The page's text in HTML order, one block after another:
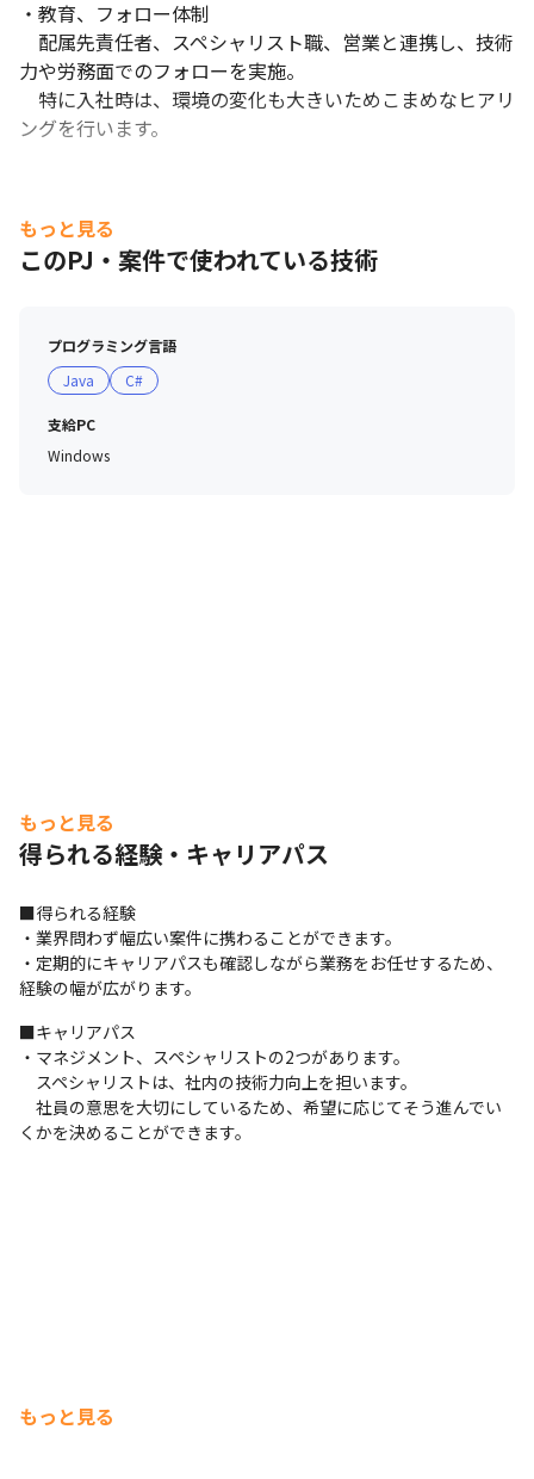
・教育、フォロー体制
配属先責任者、スペシャリスト職、営業と連携し、技術
力や労務面でのフォローを実施。
特に入社時は、環境の変化も大きいためこまめなヒアリ
ングを行います。
もっと見る
このPJ・案件で使われている技術
プログラミング言語
Java
C#
支給PC
Windows
もっと見る
得られる経験・キャリアパス
■得られる経験
・業界問わず幅広い案件に携わることができます。
・定期的にキャリアパスも確認しながら業務をお任せするため、
経験の幅が広がります。
■キャリアパス
・マネジメント、スペシャリストの2つがあります。
スペシャリストは、社内の技術力向上を担います。
社員の意思を大切にしているため、希望に応じてそう進んでい
くかを決めることができます。
もっと見る